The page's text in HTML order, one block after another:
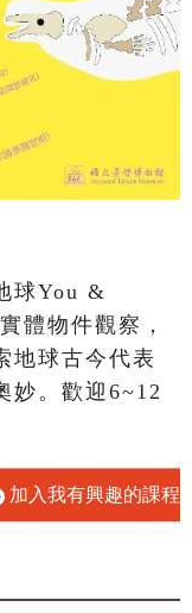
球You &
體物件觀察，
地球古今代表
妙。歡迎6~12
加入我有興趣的課程